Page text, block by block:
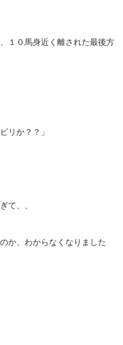
１０馬身近く離された最後方
リか？？」
て、、
か、わからなくなりました